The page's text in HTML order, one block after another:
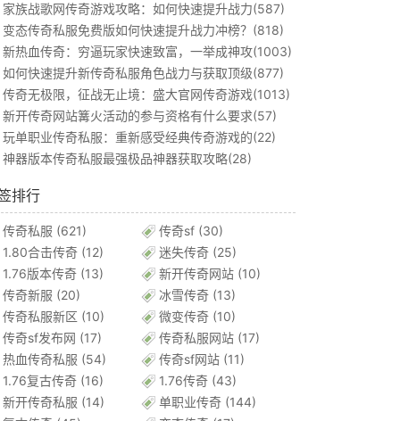
家族战歌网传奇游戏攻略：如何快速提升战力(587)
变态传奇私服免费版如何快速提升战力冲榜？(818)
新热血传奇：穷逼玩家快速致富，一举成神攻(1003)
如何快速提升新传奇私服角色战力与获取顶级(877)
传奇无极限，征战无止境：盛大官网传奇游戏(1013)
新开传奇网站篝火活动的参与资格有什么要求(57)
玩单职业传奇私服：重新感受经典传奇游戏的(22)
神器版本传奇私服最强极品神器获取攻略(28)
排行
传奇私服 (621) 传奇sf (30)
1.80合击传奇 (12) 迷失传奇 (25)
1.76版本传奇 (13) 新开传奇网站 (10)
传奇新服 (20) 冰雪传奇 (13)
传奇私服新区 (10) 微变传奇 (10)
传奇sf发布网 (17) 传奇私服网站 (17)
热血传奇私服 (54) 传奇sf网站 (11)
1.76复古传奇 (16) 1.76传奇 (43)
新开传奇私服 (14) 单职业传奇 (144)